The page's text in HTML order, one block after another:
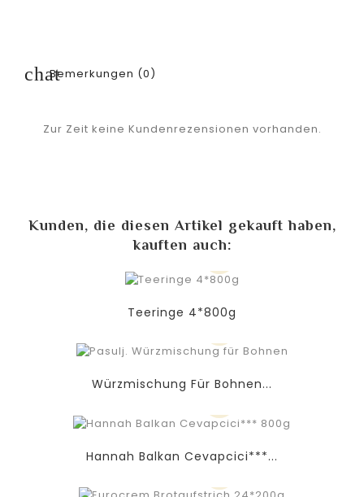
Bemerkungen (0)
Zur Zeit keine Kundenrezensionen vorhanden.
Kunden, die diesen Artikel gekauft haben,
kauften auch:
Teeringe 4*800g
Würzmischung Für Bohnen...
Hannah Balkan Cevapcici***...